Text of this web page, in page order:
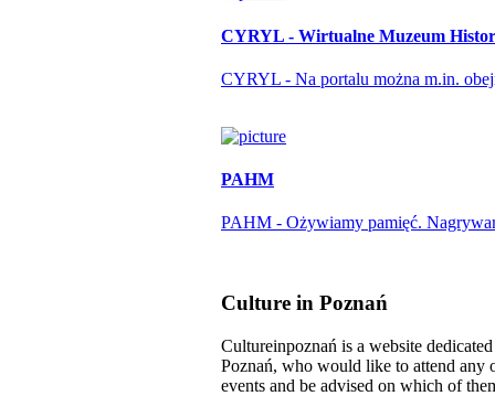
CYRYL - Wirtualne Muzeum
CYRYL - Na portalu można m.in.
PAHM
PAHM - Ożywiamy pamięć.
Culture in Poznań
Cultureinpoznań is a website
Poznań, who would like to attend any
events and be advised on which of